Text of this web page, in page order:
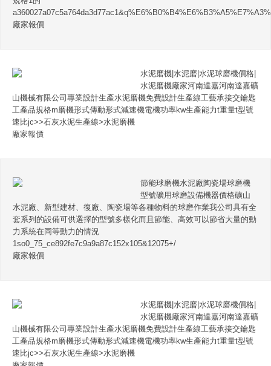
廠家報價
水泥磨機|水泥磨|水泥球磨機價格|
水泥磨機廠家河南達嘉河南達嘉礦
山機械有限公司專業設計生產水泥磨機免費設計生產線工藝承接交鑰匙
工產品規格m磨機形式傳動形式減速機電機功率kw生產能力t重量t型號
速比jc>>石灰水泥生產線>水泥磨機
廠家報價
節能球磨機水泥廠陶瓷場球磨機
型號礦用球磨設備機器價格礦山
水泥廠、新型建材、復廠、陶瓷場等各種物料的球磨作業我公司具有全
套系列的設備可供選擇的型號多樣化而且節能、高效可以節省大量的動
力系統在同等動力的情況
1so0_75_ce892fe7c9a9a87c152x105&12075+/
廠家報價
水泥磨機|水泥磨|水泥球磨機價格|
水泥磨機廠家河南達嘉河南達嘉礦
山機械有限公司專業設計生產水泥磨機免費設計生產線工藝承接交鑰匙
工產品規格m磨機形式傳動形式減速機電機功率kw生產能力t重量t型號
速比jc>>石灰水泥生產線>水泥磨機